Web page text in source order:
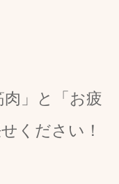
」と「お疲
ください！